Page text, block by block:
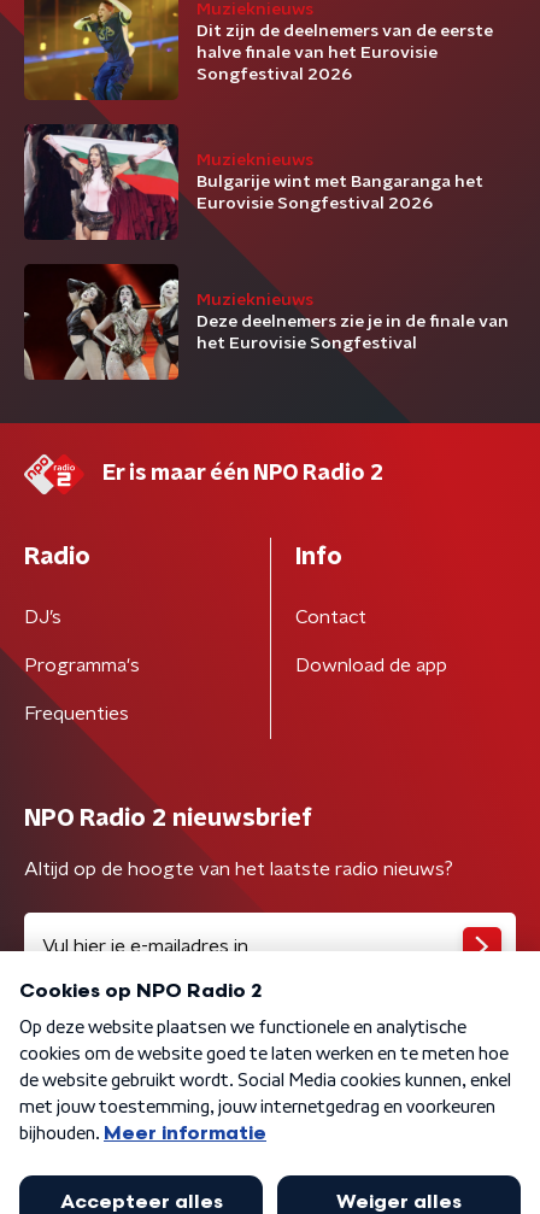
Muzieknieuws
Dit zijn de deelnemers van de eerste
halve finale van het Eurovisie
Songfestival 2026
Muzieknieuws
Bulgarije wint met Bangaranga het
Eurovisie Songfestival 2026
Muzieknieuws
Deze deelnemers zie je in de finale van
het Eurovisie Songfestival
Er is maar één NPO Radio 2
Radio
DJ’s
Programma's
Frequenties
Info
Contact
Download de app
NPO Radio 2 nieuwsbrief
Altijd op de hoogte van het laatste radio nieuws?
Algemene voorwaarden